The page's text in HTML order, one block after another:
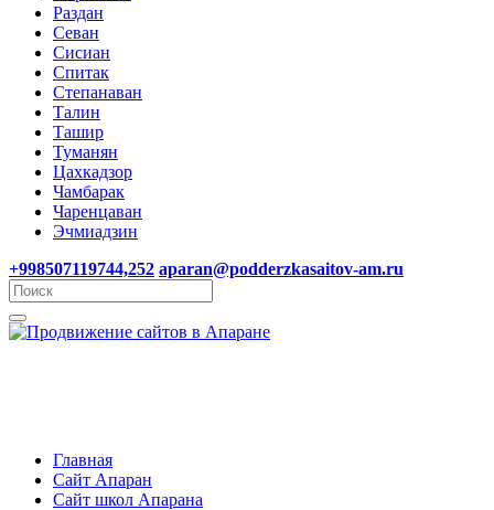
Раздан
Севан
Сисиан
Спитак
Степанаван
Талин
Ташир
Туманян
Цахкадзор
Чамбарак
Чаренцаван
Эчмиадзин
+998507119744,252 aparan@podderzkasaitov-am.ru
Главная
Сайт Апаран
Сайт школ Апарана